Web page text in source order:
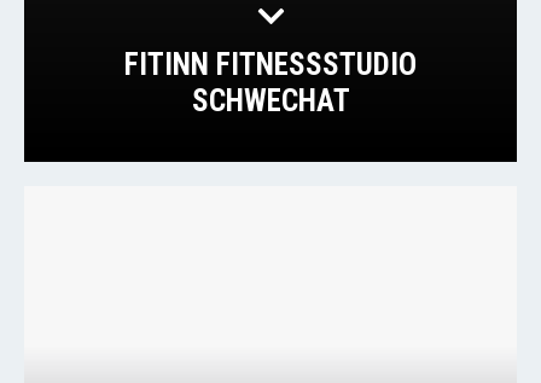
FITINN FITNESSSTUDIO
SCHWECHAT